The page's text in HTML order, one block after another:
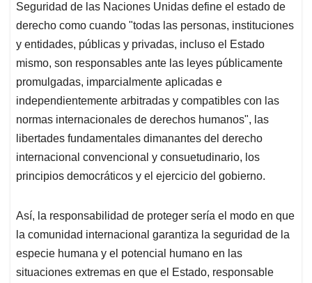
Seguridad de las Naciones Unidas define el estado de
derecho como cuando "todas las personas, instituciones
y entidades, públicas y privadas, incluso el Estado
mismo, son responsables ante las leyes públicamente
promulgadas, imparcialmente aplicadas e
independientemente arbitradas y compatibles con las
normas internacionales de derechos humanos", las
libertades fundamentales dimanantes del derecho
internacional convencional y consuetudinario, los
principios democráticos y el ejercicio del gobierno.
Así, la responsabilidad de proteger sería el modo en que
la comunidad internacional garantiza la seguridad de la
especie humana y el potencial humano en las
situaciones extremas en que el Estado, responsable